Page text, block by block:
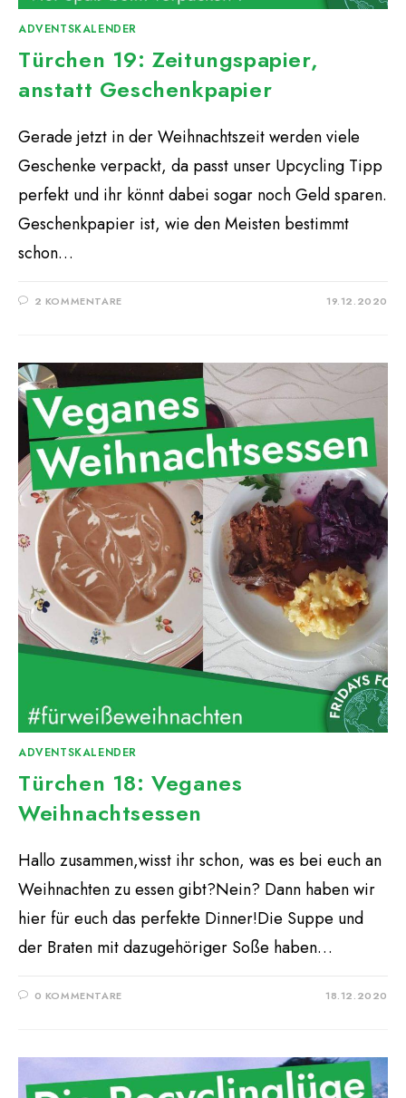
ADVENTSKALENDER
Türchen 19: Zeitungspapier,
anstatt Geschenkpapier
Gerade jetzt in der Weihnachtszeit werden viele
Geschenke verpackt, da passt unser Upcycling Tipp
perfekt und ihr könnt dabei sogar noch Geld sparen.
Geschenkpapier ist, wie den Meisten bestimmt
schon…
2 KOMMENTARE 19.12.2020
ADVENTSKALENDER
Türchen 18: Veganes
Weihnachtsessen
Hallo zusammen,wisst ihr schon, was es bei euch an
Weihnachten zu essen gibt?Nein? Dann haben wir
hier für euch das perfekte Dinner!Die Suppe und
der Braten mit dazugehöriger Soße haben…
0 KOMMENTARE 18.12.2020